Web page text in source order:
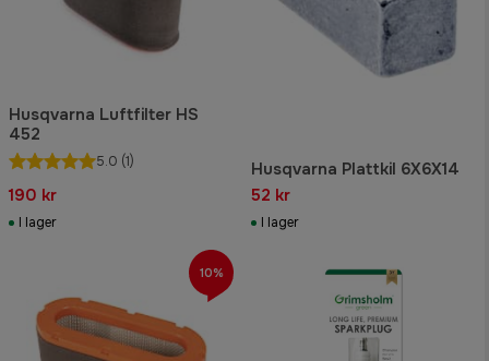
Husqvarna Luftfilter HS
452
5.0 (1)
190 kr
I lager
Husqvarna Plattkil 6X6X14
52 kr
I lager
10%